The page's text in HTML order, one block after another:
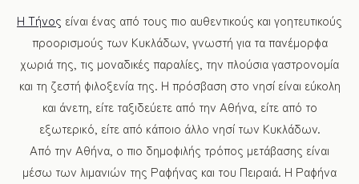
Η Τήνος είναι ένας από τους πιο αυθεντικούς και γοητευτικούς
προορισμούς των Κυκλάδων, γνωστή για τα πανέμορφα
χωριά της, τις μοναδικές παραλίες, την πλούσια γαστρονομία
και τη ζεστή φιλοξενία της. Η πρόσβαση στο νησί είναι εύκολη
και άνετη, είτε ταξιδεύετε από την Αθήνα, είτε από το
εξωτερικό, είτε από κάποιο άλλο νησί των Κυκλάδων.
Από την Αθήνα, ο πιο δημοφιλής τρόπος μετάβασης είναι
μέσω των λιμανιών της Ραφήνας και του Πειραιά. Η Ραφήνα